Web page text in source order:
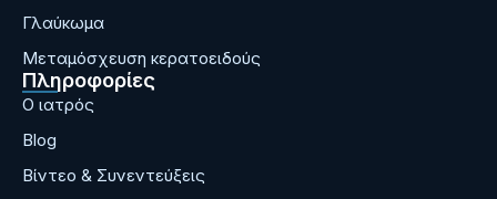
Γλαύκωμα
Μεταμόσχευση κερατοειδούς
Πληροφορίες
Ο ιατρός
Blog
Bίντεο & Συνεντεύξεις